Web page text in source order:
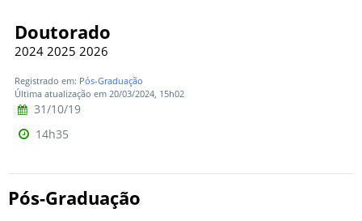
Doutorado
2024 2025 2026
Registrado em: Pós-Graduação
Última atualização em 20/03/2024, 15h02
31/10/19
14h35
Pós-Graduação